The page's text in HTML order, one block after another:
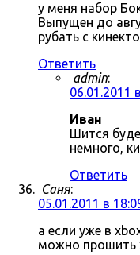
у меня набор
Выпущен до
рубать с
Ответить
admin:
06.01.2011
Иван
Шится
немного,
Ответить
Саня:
05.01.2011 в
а если уже в
можно прошить